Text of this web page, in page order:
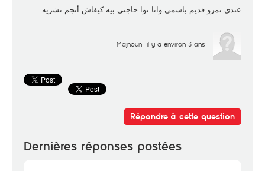
عندي نمرو قديم باسمي وانا توا حاجتي بيه كيفاش أنجم نشريه
Majnoun il y a environ 3 ans
Répondre à cette question
Dernières réponses postées